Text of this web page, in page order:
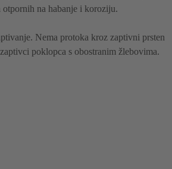
otpornih na habanje i koroziju.
Nema protoka kroz zaptivni prsten
poklopca s obostranim žlebovima.